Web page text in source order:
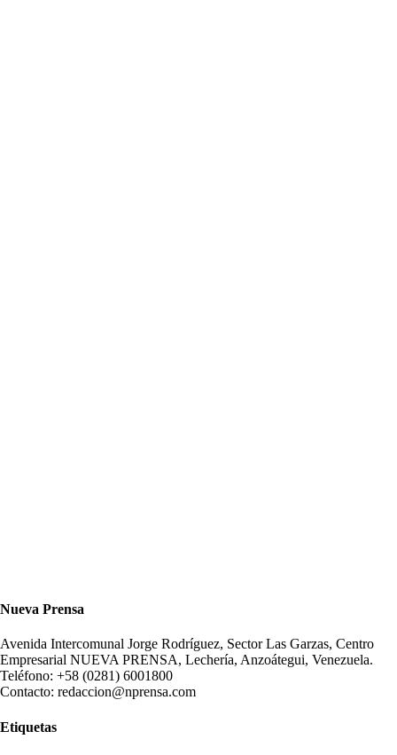
Nueva Prensa
Avenida Intercomunal Jorge Rodríguez, Sector Las Garzas, Centro
Empresarial NUEVA PRENSA, Lechería, Anzoátegui, Venezuela.
Teléfono: +58 (0281) 6001800
Contacto: redaccion@nprensa.com
Etiquetas